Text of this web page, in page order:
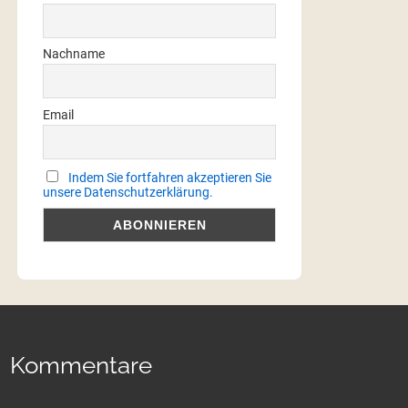
Nachname
Email
Indem Sie fortfahren akzeptieren Sie
unsere Datenschutzerklärung.
Kommentare